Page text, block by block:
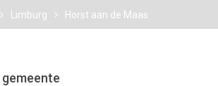
ALTERNATIEVEN
Limburg Horst aan de Maas
gemeente